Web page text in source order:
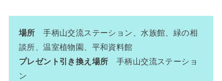
場所 手柄山交流ステーション、水族館、緑の相
談所、温室植物園、平和資料館
プレゼント引き換え場所 手柄山交流ステーショ
ン